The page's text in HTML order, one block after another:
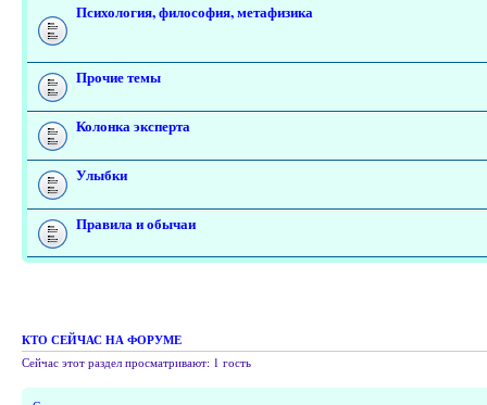
Психология, философия, метафизика
Прочие темы
Колонка эксперта
Улыбки
Правила и обычаи
КТО СЕЙЧАС НА ФОРУМЕ
Сейчас этот раздел просматривают: 1 гость